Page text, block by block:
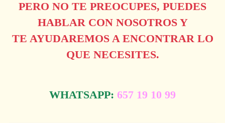
PERO NO TE PREOCUPES, PUEDES
HABLAR CON NOSOTROS Y
TE AYUDAREMOS A ENCONTRAR LO
QUE NECESITES.
WHATSAPP: 657 19 10 99